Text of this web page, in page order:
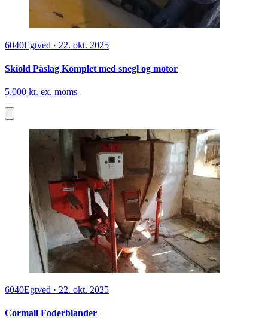
6040Egtved · 22. okt. 2025
Skiold Påslag Komplet med snegl og motor
5.000 kr. ex. moms
6040Egtved · 22. okt. 2025
Cormall Foderblander